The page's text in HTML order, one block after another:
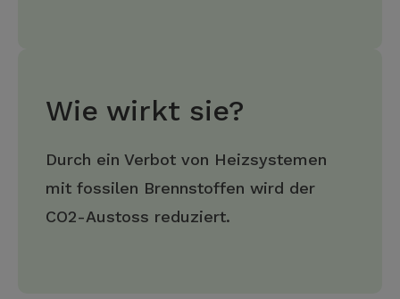
Wie wirkt sie?
Durch ein Verbot von Heizsystemen
mit fossilen Brennstoffen wird der
CO2-Austoss reduziert.